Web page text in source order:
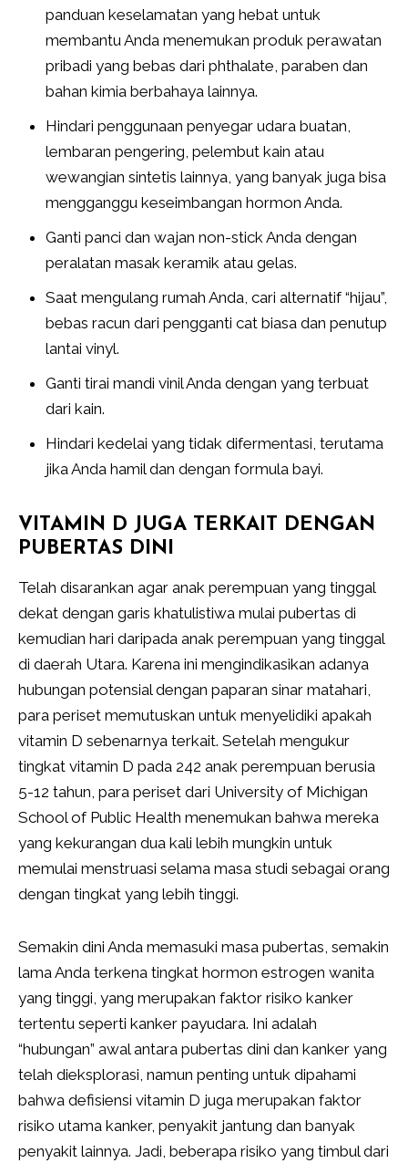
panduan keselamatan yang hebat untuk
membantu Anda menemukan produk perawatan
pribadi yang bebas dari phthalate, paraben dan
bahan kimia berbahaya lainnya.
Hindari penggunaan penyegar udara buatan,
lembaran pengering, pelembut kain atau
wewangian sintetis lainnya, yang banyak juga bisa
mengganggu keseimbangan hormon Anda.
Ganti panci dan wajan non-stick Anda dengan
peralatan masak keramik atau gelas.
Saat mengulang rumah Anda, cari alternatif “hijau”,
bebas racun dari pengganti cat biasa dan penutup
lantai vinyl.
Ganti tirai mandi vinil Anda dengan yang terbuat
dari kain.
Hindari kedelai yang tidak difermentasi, terutama
jika Anda hamil dan dengan formula bayi.
VITAMIN D JUGA TERKAIT DENGAN
PUBERTAS DINI
Telah disarankan agar anak perempuan yang tinggal
dekat dengan garis khatulistiwa mulai pubertas di
kemudian hari daripada anak perempuan yang tinggal
di daerah Utara. Karena ini mengindikasikan adanya
hubungan potensial dengan paparan sinar matahari,
para periset memutuskan untuk menyelidiki apakah
vitamin D sebenarnya terkait. Setelah mengukur
tingkat vitamin D pada 242 anak perempuan berusia
5-12 tahun, para periset dari University of Michigan
School of Public Health menemukan bahwa mereka
yang kekurangan dua kali lebih mungkin untuk
memulai menstruasi selama masa studi sebagai orang
dengan tingkat yang lebih tinggi.
Semakin dini Anda memasuki masa pubertas, semakin
lama Anda terkena tingkat hormon estrogen wanita
yang tinggi, yang merupakan faktor risiko kanker
tertentu seperti kanker payudara. Ini adalah
“hubungan” awal antara pubertas dini dan kanker yang
telah dieksplorasi, namun penting untuk dipahami
bahwa defisiensi vitamin D juga merupakan faktor
risiko utama kanker, penyakit jantung dan banyak
penyakit lainnya. Jadi, beberapa risiko yang timbul dari